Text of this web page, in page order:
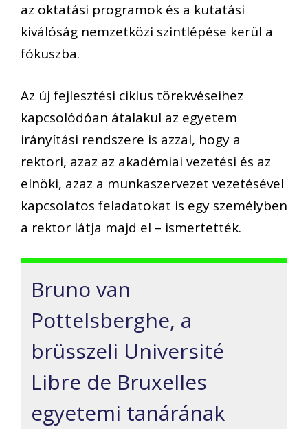
az oktatási programok és a kutatási
kiválóság nemzetközi szintlépése kerül a
fókuszba.
Az új fejlesztési ciklus törekvéseihez
kapcsolódóan átalakul az egyetem
irányítási rendszere is azzal, hogy a
rektori, azaz az akadémiai vezetési és az
elnöki, azaz a munkaszervezet vezetésével
kapcsolatos feladatokat is egy személyben
a rektor látja majd el – ismertették.
Bruno van
Pottelsberghe, a
brüsszeli Université
Libre de Bruxelles
egyetemi tanárának